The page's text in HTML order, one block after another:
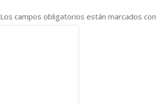
Los campos obligatorios están marcados con